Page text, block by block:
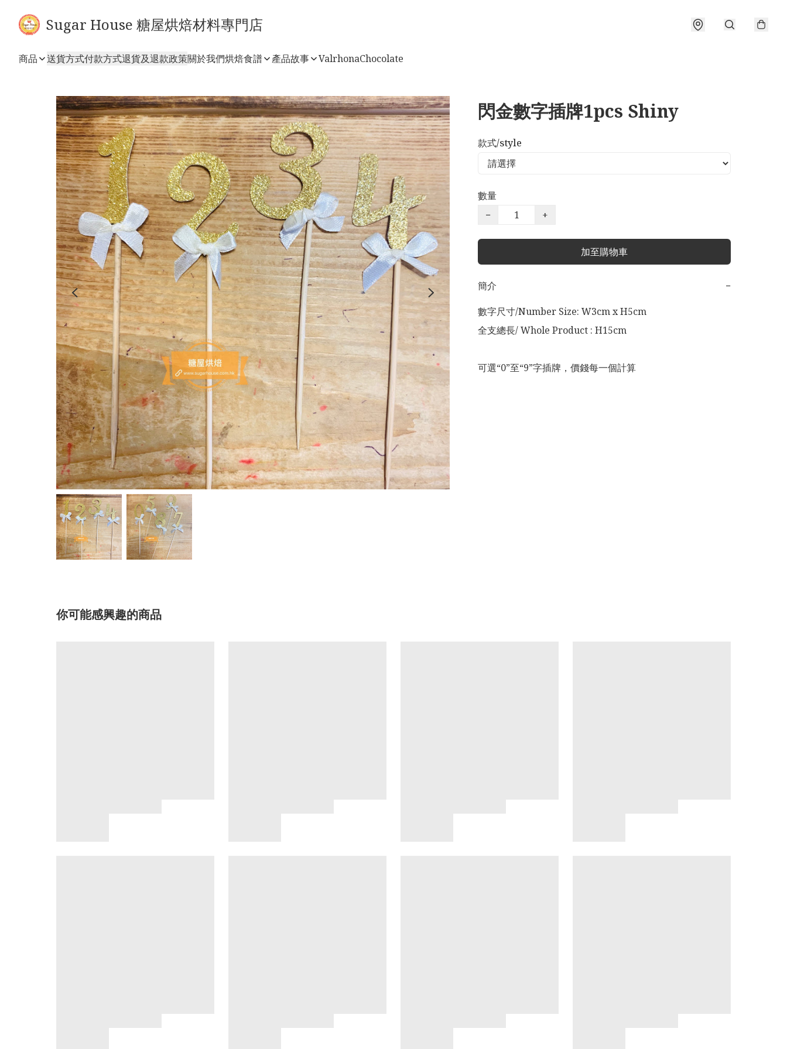
Sugar House 糖屋烘焙材料專門店
商品 送貨方式付款方式退貨及退款政策關於我們烘焙食譜 產品故事 ValrhonaChocolate
閃金數字插牌1pcs Shiny
款式/style
數量
−
+
加至購物車
簡介
−
數字尺寸/Number Size: W3cm x H5cm
全支總長/ Whole Product : H15cm
可選“0”至“9”字插牌，價錢每一個計算
你可能感興趣的商品